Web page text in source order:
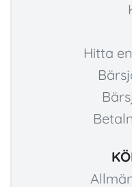
Hitta